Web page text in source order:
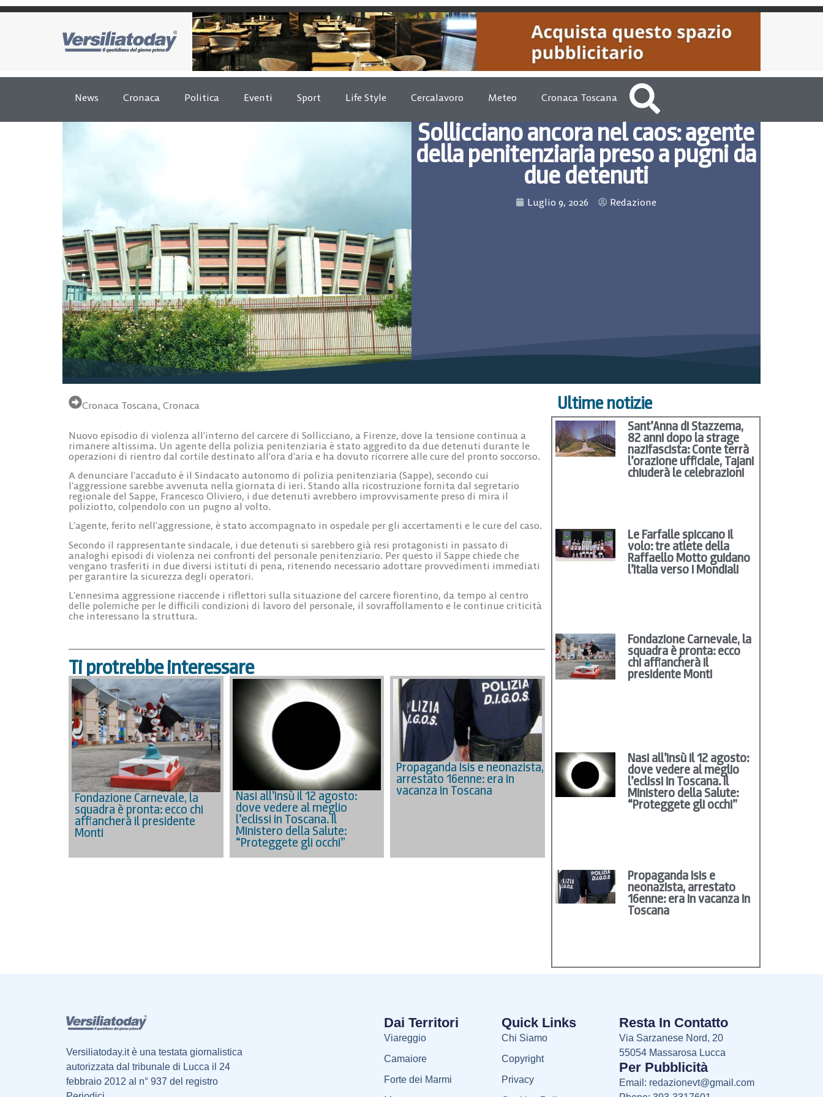
News Cronaca Politica Eventi Sport Life Style Cercalavoro Meteo Cronaca Toscana
Sollicciano ancora nel caos: agente
della penitenziaria preso a pugni da
due detenuti
Luglio 9, 2026 Redazione
Cronaca Toscana, Cronaca
Nuovo episodio di violenza all’interno del carcere di Sollicciano, a Firenze, dove la tensione continua a
rimanere altissima. Un agente della polizia penitenziaria è stato aggredito da due detenuti durante le
operazioni di rientro dal cortile destinato all’ora d’aria e ha dovuto ricorrere alle cure del pronto soccorso.
A denunciare l’accaduto è il Sindacato autonomo di polizia penitenziaria (Sappe), secondo cui
l’aggressione sarebbe avvenuta nella giornata di ieri. Stando alla ricostruzione fornita dal segretario
regionale del Sappe, Francesco Oliviero, i due detenuti avrebbero improvvisamente preso di mira il
poliziotto, colpendolo con un pugno al volto.
L’agente, ferito nell’aggressione, è stato accompagnato in ospedale per gli accertamenti e le cure del caso.
Secondo il rappresentante sindacale, i due detenuti si sarebbero già resi protagonisti in passato di
analoghi episodi di violenza nei confronti del personale penitenziario. Per questo il Sappe chiede che
vengano trasferiti in due diversi istituti di pena, ritenendo necessario adottare provvedimenti immediati
per garantire la sicurezza degli operatori.
L’ennesima aggressione riaccende i riflettori sulla situazione del carcere fiorentino, da tempo al centro
delle polemiche per le difficili condizioni di lavoro del personale, il sovraffollamento e le continue criticità
che interessano la struttura.
Ti protrebbe interessare
Fondazione Carnevale, la
squadra è pronta: ecco chi
affiancherà il presidente
Monti
Nasi all’insù il 12 agosto:
dove vedere al meglio
l’eclissi in Toscana. Il
Ministero della Salute:
“Proteggete gli occhi”
Propaganda Isis e neonazista,
arrestato 16enne: era in
vacanza in Toscana
Ultime notizie
Sant’Anna di Stazzema,
82 anni dopo la strage
nazifascista: Conte terrà
l’orazione ufficiale, Tajani
chiuderà le celebrazioni
Le Farfalle spiccano il
volo: tre atlete della
Raffaello Motto guidano
l’Italia verso i Mondiali
Fondazione Carnevale, la
squadra è pronta: ecco
chi affiancherà il
presidente Monti
Nasi all’insù il 12 agosto:
dove vedere al meglio
l’eclissi in Toscana. Il
Ministero della Salute:
“Proteggete gli occhi”
Propaganda Isis e
neonazista, arrestato
16enne: era in vacanza in
Toscana
Versiliatoday.it è una testata giornalistica
autorizzata dal tribunale di Lucca il 24
febbraio 2012 al n° 937 del registro
Dai Territori
Viareggio
Camaiore
Forte dei Marmi
Quick Links
Chi Siamo
Copyright
Privacy
Resta In Contatto
Via Sarzanese Nord, 20
55054 Massarosa Lucca
Per Pubblicità
Email: redazionevt@gmail.com